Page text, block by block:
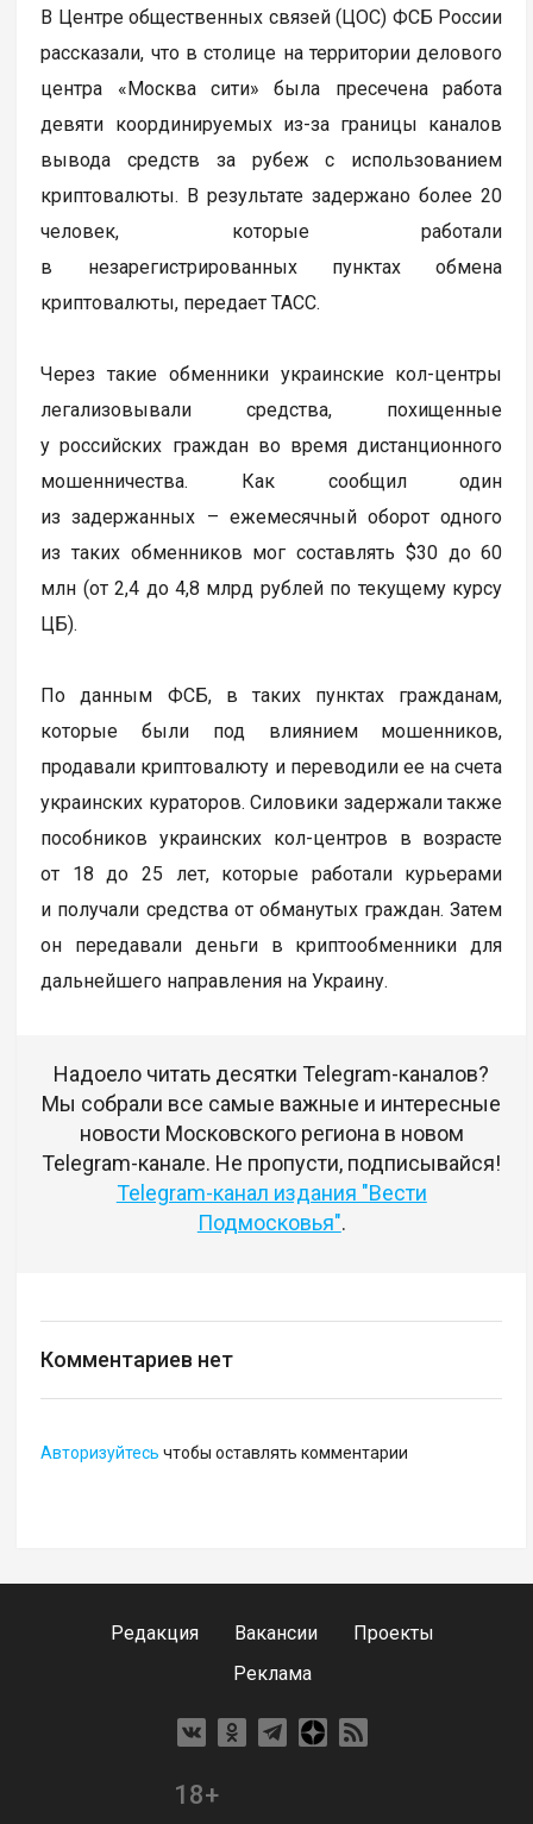
В Центре общественных связей (ЦОС) ФСБ России
рассказали, что в столице на территории делового
центра «Москва сити» была пресечена работа
девяти координируемых из-за границы каналов
вывода средств за рубеж с использованием
криптовалюты. В результате задержано более 20
человек, которые работали
в незарегистрированных пунктах обмена
криптовалюты, передает ТАСС.
Через такие обменники украинские кол-центры
легализовывали средства, похищенные
у российских граждан во время дистанционного
мошенничества. Как сообщил один
из задержанных – ежемесячный оборот одного
из таких обменников мог составлять $30 до 60
млн (от 2,4 до 4,8 млрд рублей по текущему курсу
ЦБ).
По данным ФСБ, в таких пунктах гражданам,
которые были под влиянием мошенников,
продавали криптовалюту и переводили ее на счета
украинских кураторов. Силовики задержали также
пособников украинских кол-центров в возрасте
от 18 до 25 лет, которые работали курьерами
и получали средства от обманутых граждан. Затем
он передавали деньги в криптообменники для
дальнейшего направления на Украину.
Надоело читать десятки Telegram-каналов?
Мы собрали все самые важные и интересные
новости Московского региона в новом
Telegram-канале. Не пропусти, подписывайся!
Telegram-канал издания "Вести
Подмосковья".
Комментариев нет
Авторизуйтесь чтобы оставлять комментарии
Редакция Вакансии
Проекты
Реклама
18+